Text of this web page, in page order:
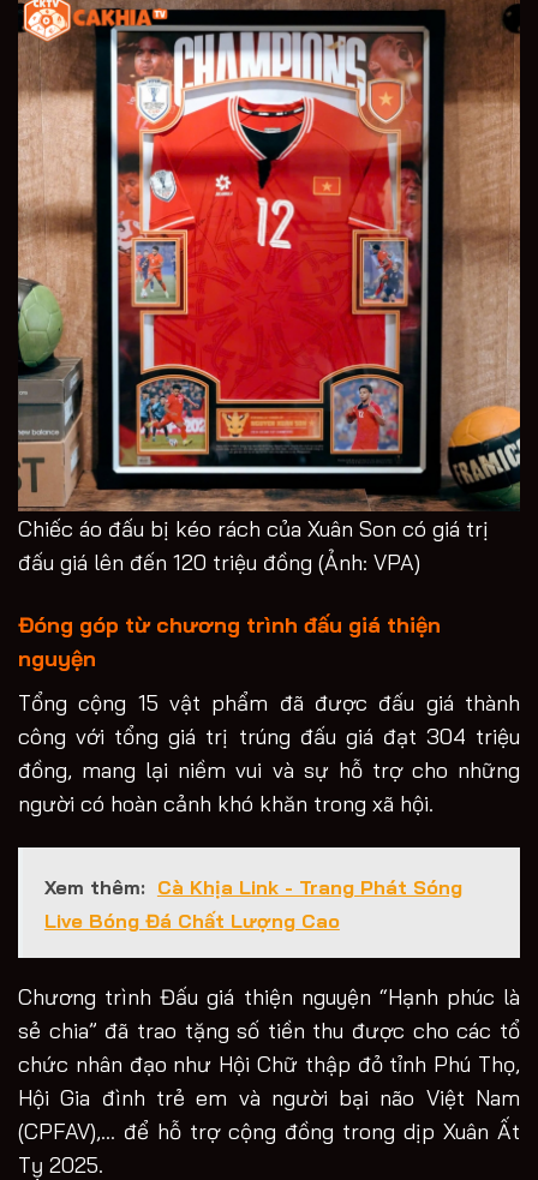
Chiếc áo đấu bị kéo rách của Xuân Son có giá trị
đấu giá lên đến 120 triệu đồng (Ảnh: VPA)
Đóng góp từ chương trình đấu giá thiện
nguyện
Tổng cộng 15 vật phẩm đã được đấu giá thành
công với tổng giá trị trúng đấu giá đạt 304 triệu
đồng, mang lại niềm vui và sự hỗ trợ cho những
người có hoàn cảnh khó khăn trong xã hội.
Xem thêm: Cà Khịa Link - Trang Phát Sóng
Live Bóng Đá Chất Lượng Cao
Chương trình Đấu giá thiện nguyện “Hạnh phúc là
sẻ chia” đã trao tặng số tiền thu được cho các tổ
chức nhân đạo như Hội Chữ thập đỏ tỉnh Phú Thọ,
Hội Gia đình trẻ em và người bại não Việt Nam
(CPFAV),… để hỗ trợ cộng đồng trong dịp Xuân Ất
Tỵ 2025.